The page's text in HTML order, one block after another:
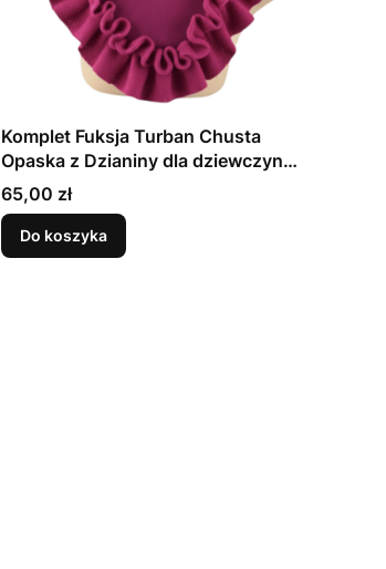
Komplet Fuksja Turban Chusta
Opaska z Dzianiny dla dziewczynki
3-5 lat
Cena
65,00 zł
Do koszyka